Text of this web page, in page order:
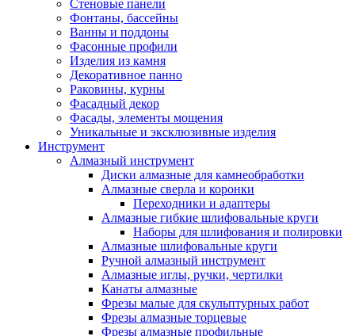
Стеновые панели
Фонтаны, бассейны
Ванны и поддоны
Фасонные профили
Изделия из камня
Декоративное панно
Раковины, курны
Фасадный декор
Фасады, элементы мощения
Уникальные и эксклюзивные изделия
Инструмент
Алмазный инструмент
Диски алмазные для камнеобработки
Алмазные сверла и коронки
Переходники и адаптеры
Алмазные гибкие шлифовальные круги
Наборы для шлифования и полировки
Алмазные шлифовальные круги
Ручной алмазный инструмент
Алмазные иглы, ручки, чертилки
Канаты алмазные
Фрезы малые для скульптурных работ
Фрезы алмазные торцевые
Фрезы алмазные профильные